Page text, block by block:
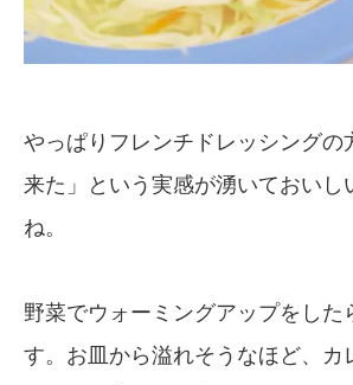
やっぱりフレンチドレッシングの
来た」という実感が湧いておいし
ね。
野菜でウォーミングアップをした
す。お皿から溢れそうなほど、カ